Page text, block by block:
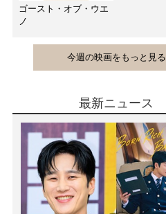
ゴースト・オブ・ウエ
ノ
今週の映画をもっと見る
最新ニュース